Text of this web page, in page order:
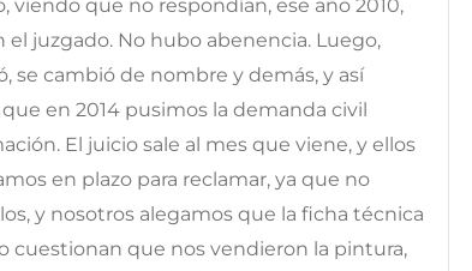
viendo que no respondían, ese año 2010,
juzgado. No hubo abenencia. Luego,
se cambió de nombre y demás, y así
en 2014 pusimos la demanda civil
El juicio sale al mes que viene, y ellos
en plazo para reclamar, ya que no
y nosotros alegamos que la ficha técnica
cuestionan que nos vendieron la pintura,